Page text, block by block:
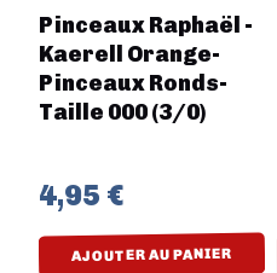
Pinceaux Raphaël -
Kaerell Orange-
Pinceaux Ronds-
Taille 000 (3/0)
4,95 €
AJOUTER AU PANIER